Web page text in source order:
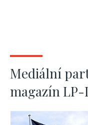
Mediální
magazín